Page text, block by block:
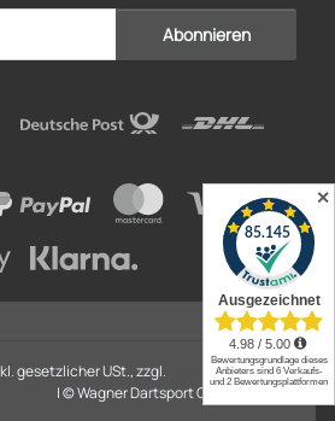
Abonnieren
gesetzlicher USt., zzgl.
Versand
| © Wagner Dartsport GmbH
✕